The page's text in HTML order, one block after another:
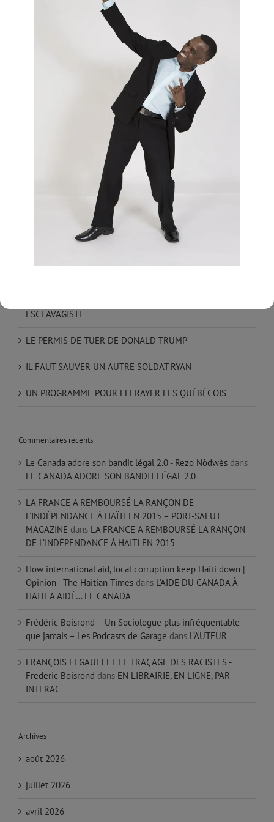
Excellent article, tout le monde devrait le lire
sans exception. Merci.
to post a comment.
ESCLAVAGISTE
LE PERMIS DE TUER DE DONALD TRUMP
IL FAUT SAUVER UN AUTRE SOLDAT RYAN
UN PROGRAMME POUR EFFRAYER LES QUÉBÉCOIS
Commentaires récents
Le Canada adore son bandit légal 2.0 - Rezo Nòdwès dans
LE CANADA ADORE SON BANDIT LÉGAL 2.0
LA FRANCE A REMBOURSÉ LA RANÇON DE
L’INDÉPENDANCE À HAÏTI EN 2015 – PORT-SALUT
MAGAZINE dans LA FRANCE A REMBOURSÉ LA RANÇON
DE L’INDÉPENDANCE À HAITI EN 2015
How international aid, local corruption keep Haiti down |
Opinion - The Haitian Times dans L’AIDE DU CANADA À
HAITI A AIDÉ… LE CANADA
Frédéric Boisrond – Un Sociologue plus infréquentable
que jamais – Les Podcasts de Garage dans L’AUTEUR
FRANÇOIS LEGAULT ET LE TRAÇAGE DES RACISTES -
Frederic Boisrond dans EN LIBRAIRIE, EN LIGNE, PAR
INTERAC
Archives
août 2026
juillet 2026
avril 2026